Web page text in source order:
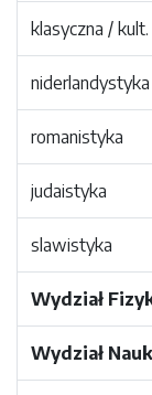
klasyczna /
niderlandystyka
romanistyka
judaistyka
slawistyka
Wydział
Wydział